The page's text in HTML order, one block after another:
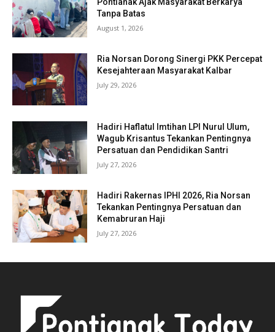
Tanpa Batas
August 1, 2026
Ria Norsan Dorong Sinergi PKK Percepat
Kesejahteraan Masyarakat Kalbar
July 29, 2026
Hadiri Haflatul Imtihan LPI Nurul Ulum,
Wagub Krisantus Tekankan Pentingnya
Persatuan dan Pendidikan Santri
July 27, 2026
Hadiri Rakernas IPHI 2026, Ria Norsan
Tekankan Pentingnya Persatuan dan
Kemabruran Haji
July 27, 2026